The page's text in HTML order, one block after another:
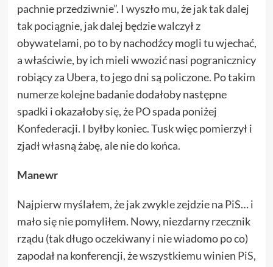
pachnie przedziwnie”. I wyszło mu, że jak tak dalej
tak pociągnie, jak dalej będzie walczył z
obywatelami, po to by nachodźcy mogli tu wjechać,
a właściwie, by ich mieli wwozić nasi pogranicznicy
robiący za Ubera, to jego dni są policzone. Po takim
numerze kolejne badanie dodałoby następne
spadki i okazałoby się, że PO spada poniżej
Konfederacji. I byłby koniec. Tusk więc pomierzył i
zjadł własną żabę, ale nie do końca.
Manewr
Najpierw myślałem, że jak zwykle zejdzie na PiS… i
mało się nie pomyliłem. Nowy, niezdarny rzecznik
rządu (tak długo oczekiwany i nie wiadomo po co)
zapodał na konferencji, żewszystkiemu winien PiS,